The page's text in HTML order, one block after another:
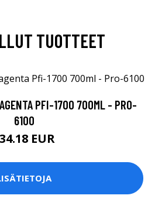
TUOTTEET
PFI-1700 700ML - PRO-
6100
EUR